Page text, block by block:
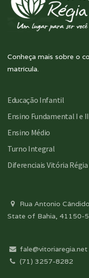
Conheça mais sobre o
matrícula.
Educação Infantil
Ensino Fundamental I e II
Ensino Médio
Turno Integral
Diferenciais Vitória Régia
Rua Antonio
State of Bahia, 41150-
fale@vitoriaregia.net
(71) 3257-8282